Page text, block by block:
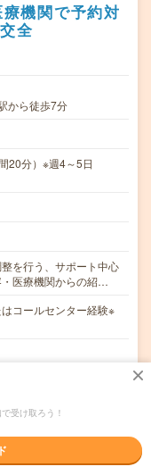
機関で予約対
全
から徒歩7分
20分）※週4～5日
を行う、サポート中心
医療機関からの紹…
コールセンター経験※
50代
男性
受け取ろう！